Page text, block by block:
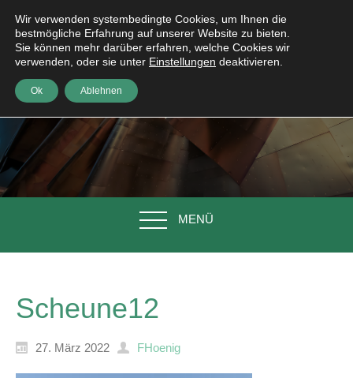
MENÜ
Scheune12
27. März 2022 FHoenig
Wir verwenden systembedingte Cookies, um Ihnen die
bestmögliche Erfahrung auf unserer Website zu bieten.
Sie können mehr darüber erfahren, welche Cookies wir
verwenden, oder sie unter Einstellungen deaktivieren.
Ok Ablehnen